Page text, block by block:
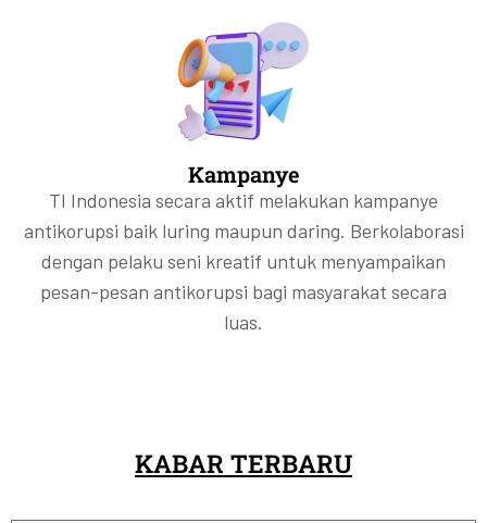
Kampanye
TI Indonesia secara aktif melakukan kampanye
antikorupsi baik luring maupun daring. Berkolaborasi
dengan pelaku seni kreatif untuk menyampaikan
pesan-pesan antikorupsi bagi masyarakat secara
luas.
KABAR TERBARU